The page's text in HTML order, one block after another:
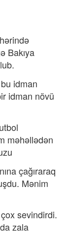
Bakıya
idman
idman növü
məhəllədən
çağıraraq
Mənim
sevindirdi.
zala